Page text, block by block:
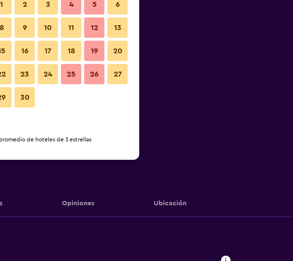
Opiniones Ubicación
1 2 3 4 5 6
8 9 10 11 12 13
16 17 18 19 20
23 24 25 26 27
30
de hoteles de 3 estrellas